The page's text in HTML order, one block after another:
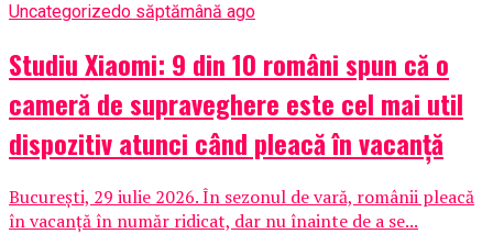
Uncategorizedo săptămână ago
Studiu Xiaomi: 9 din 10 români spun că o
cameră de supraveghere este cel mai util
dispozitiv atunci când pleacă în vacanță
București, 29 iulie 2026. În sezonul de vară, românii pleacă
în vacanță în număr ridicat, dar nu înainte de a se...